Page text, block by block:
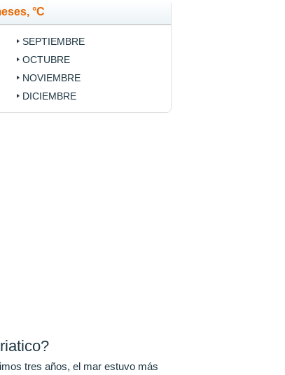
°C
SEPTIEMBRE
OCTUBRE
NOVIEMBRE
DICIEMBRE
tres años, el mar estuvo más